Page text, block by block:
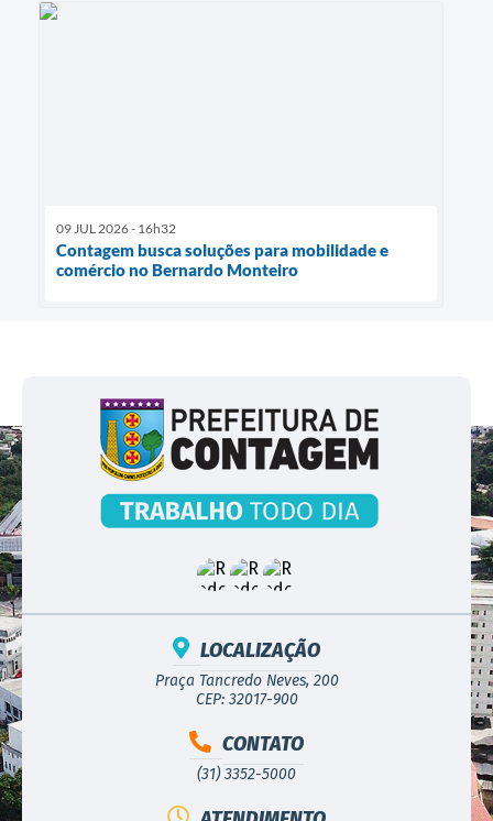
09 JUL 2026 - 16h32
Contagem busca soluções para mobilidade e
comércio no Bernardo Monteiro
LOCALIZAÇÃO
Praça Tancredo Neves, 200
CEP: 32017-900
CONTATO
(31) 3352-5000